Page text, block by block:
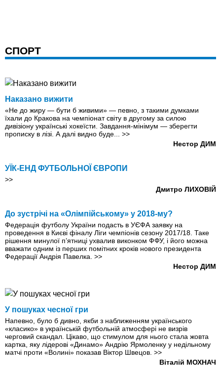
СПОРТ
Наказано вижити
«Не до жиру — бути б живими» — певно, з такими думками
їхали до Кракова на чемпіонат світу в другому за силою
дивізіону українські хокеїсти. Завдання-мінімум — зберегти
прописку в лізі. А далі видно буде... >>
Нестор ДИМ
УЇК-ЕНД ФУТБОЛЬНОЇ ЄВРОПИ
>>
Дмитро ЛИХОВІЙ
До зустрічі на «Олімпійському» у 2018-му?
Федерація футболу України подасть в УЄФА заявку на
проведення в Києві фіналу Ліги чемпіонів сезону 2017/18. Таке
рішення минулої п’ятниці ухвалив виконком ФФУ, і його можна
вважати одним із перших помітних кроків нового президента
Федерації Андрія Павелка. >>
Нестор ДИМ
У пошуках чесної гри
Напевно, було б дивно, якби з наближенням українського
«класико» в українській футбольній атмосфері не визрів
черговий скандал. Цікаво, що стимулом для нього стала жовта
картка, яку лідерові «Динамо» Андрію Ярмоленку у недільному
матчі проти «Волині» показав Віктор Швецов. >>
Віталій МОХНАЧ